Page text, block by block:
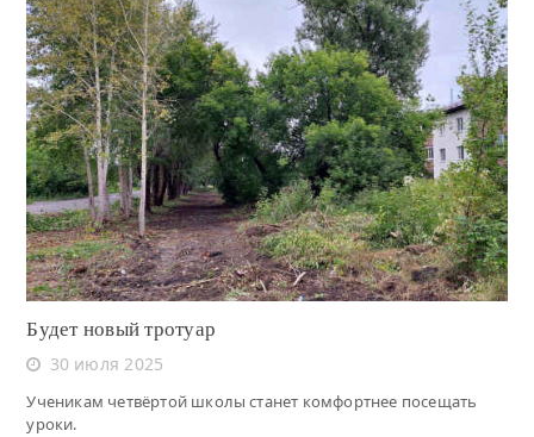
Читать
Будет новый тротуар
30 июля 2025
Ученикам четвёртой школы станет комфортнее посещать
уроки.